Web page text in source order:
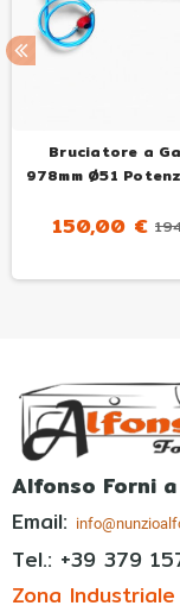
Bruciatore a
978mm Ø51
150,00 €
Alfonso Forni
Email:
Tel.: +39 379
Zona